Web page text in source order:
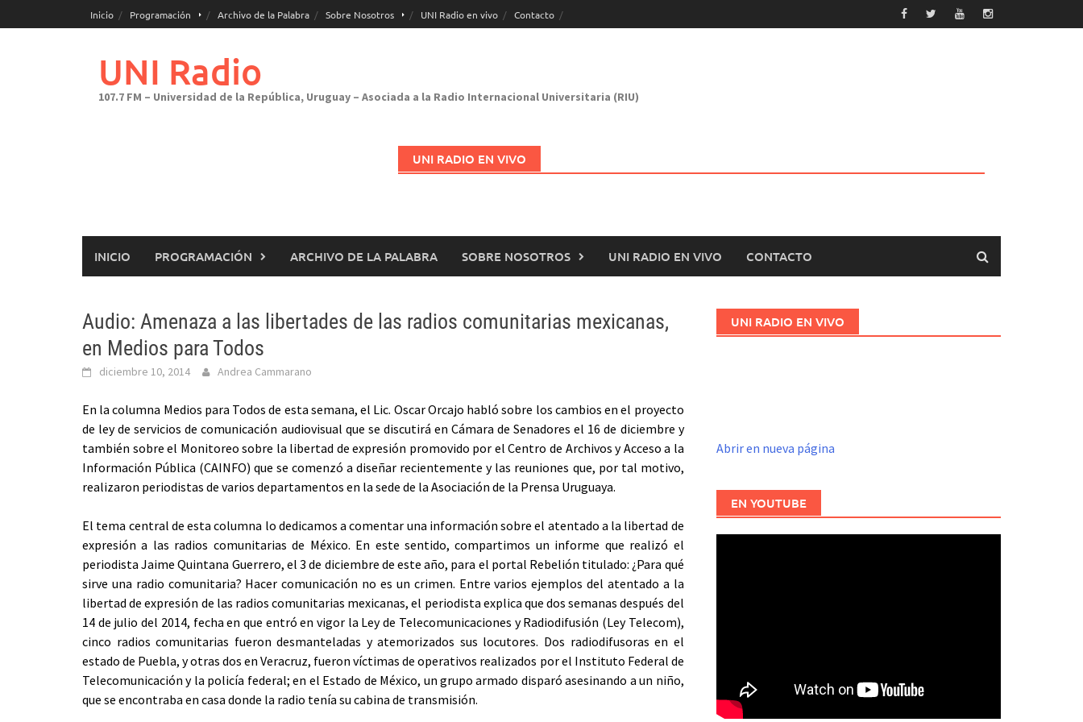
al
Inicio Programación Archivo de la Palabra Sobre Nosotros UNI Radio en vivo Contacto
UNI Radio
107.7 FM – Universidad de la República, Uruguay – Asociada a la Radio Internacional Universitaria (RIU)
UNI RADIO EN VIVO
INICIO PROGRAMACIÓN ARCHIVO DE LA PALABRA SOBRE NOSOTROS UNI RADIO EN VIVO CONTACTO
Audio: Amenaza a las libertades de las radios comunitarias mexicanas,
en Medios para Todos
diciembre 10, 2014 Andrea Cammarano
En la columna Medios para Todos de esta semana, el Lic. Oscar Orcajo habló sobre los cambios en el proyecto
de ley de servicios de comunicación audiovisual que se discutirá en Cámara de Senadores el 16 de diciembre y
también sobre el Monitoreo sobre la libertad de expresión promovido por el Centro de Archivos y Acceso a la
Información Pública (CAINFO) que se comenzó a diseñar recientemente y las reuniones que, por tal motivo,
realizaron periodistas de varios departamentos en la sede de la Asociación de la Prensa Uruguaya.
El tema central de esta columna lo dedicamos a comentar una información sobre el atentado a la libertad de
expresión a las radios comunitarias de México. En este sentido, compartimos un informe que realizó el
periodista Jaime Quintana Guerrero, el 3 de diciembre de este año, para el portal Rebelión titulado: ¿Para qué
sirve una radio comunitaria? Hacer comunicación no es un crimen. Entre varios ejemplos del atentado a la
libertad de expresión de las radios comunitarias mexicanas, el periodista explica que dos semanas después del
14 de julio del 2014, fecha en que entró en vigor la Ley de Telecomunicaciones y Radiodifusión (Ley Telecom),
cinco radios comunitarias fueron desmanteladas y atemorizados sus locutores. Dos radiodifusoras en el
estado de Puebla, y otras dos en Veracruz, fueron víctimas de operativos realizados por el Instituto Federal de
Telecomunicación y la policía federal; en el Estado de México, un grupo armado disparó asesinando a un niño,
que se encontraba en casa donde la radio tenía su cabina de transmisión.
UNI RADIO EN VIVO
Abrir en nueva página
EN YOUTUBE